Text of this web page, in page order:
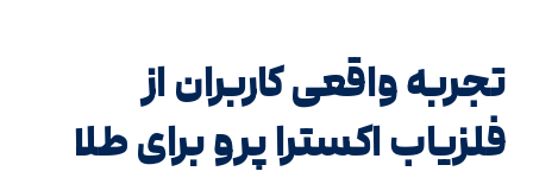
تجربه واقعی کاربران از
فلزیاب اکسترا پرو برای طلا